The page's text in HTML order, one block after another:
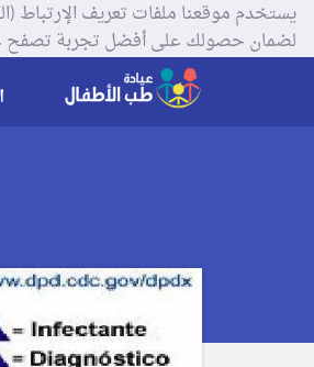
لضمان حصولك على أفضل تجربة تصفح